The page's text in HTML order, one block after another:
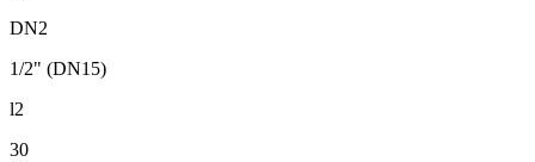
DN2
1/2" (DN15)
l2
30